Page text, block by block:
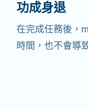
功成身退
在完成任務後，
時間，也不會導